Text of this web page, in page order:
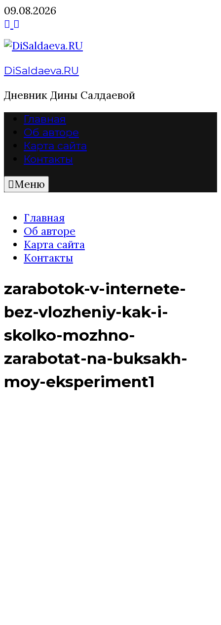
Перейти
к
содержимому
09.08.2026
DiSaldaeva.RU
Дневник Дины Салдаевой
Главная
Об авторе
Карта сайта
Контакты
Меню
Главная
Об авторе
Карта сайта
Контакты
zarabotok-v-internete-
bez-vlozheniy-kak-i-
skolko-mozhno-
zarabotat-na-buksakh-
moy-eksperiment1